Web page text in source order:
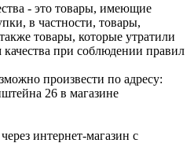
- это товары, имеющие
в частности, товары,
товары, которые утратили
при соблюдении правил
произвести по адресу:
26 в магазине
интернет-магазин с